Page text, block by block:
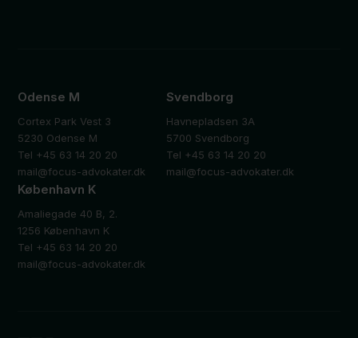
Odense M
Cortex Park Vest 3
5230 Odense M
Tel +45 63 14 20 20
mail@focus-advokater.dk
Svendborg
Havnepladsen 3A
5700 Svendborg
Tel +45 63 14 20 20
mail@focus-advokater.dk
København K
Amaliegade 40 B, 2.
1256 København K
Tel +45 63 14 20 20
mail@focus-advokater.dk